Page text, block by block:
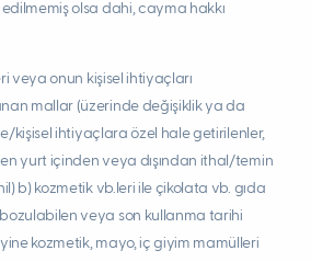
olsa dahi, cayma hakkı
veya onun kişisel ihtiyaçları
mallar (üzerinde değişiklik ya da
kişisel ihtiyaçlara özel hale getirilenler,
yurt içinden veya dışından ithal/temin
b) kozmetik vb.leri ile çikolata vb. gıda
veya son kullanma tarihi
kozmetik, mayo, iç giyim mamülleri